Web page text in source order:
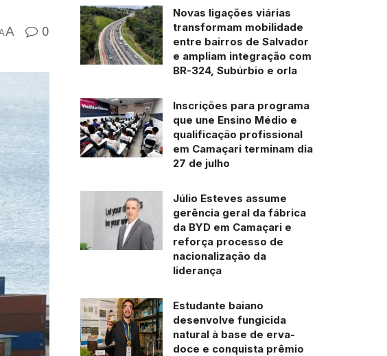
A 0
Novas ligações viárias
transformam mobilidade
entre bairros de Salvador
e ampliam integração com
BR-324, Subúrbio e orla
Inscrições para programa
que une Ensino Médio e
qualificação profissional
em Camaçari terminam dia
27 de julho
Júlio Esteves assume
gerência geral da fábrica
da BYD em Camaçari e
reforça processo de
nacionalização da
liderança
Estudante baiano
desenvolve fungicida
natural à base de erva-
doce e conquista prêmio